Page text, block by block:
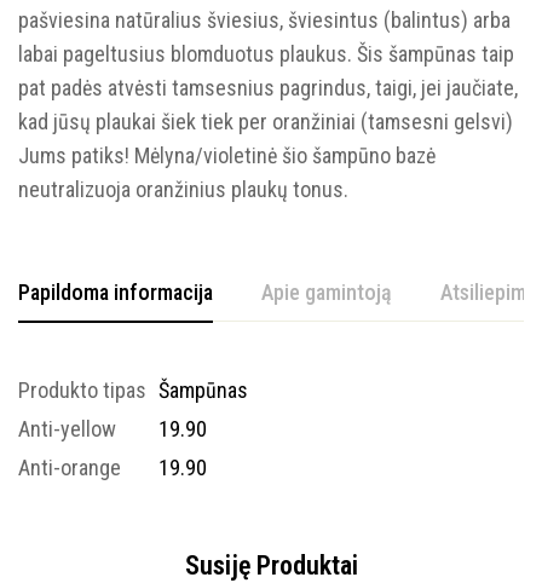
pašviesina natūralius šviesius, šviesintus (balintus) arba
labai pageltusius blomduotus plaukus. Šis šampūnas taip
pat padės atvėsti tamsesnius pagrindus, taigi, jei jaučiate,
kad jūsų plaukai šiek tiek per oranžiniai (tamsesni gelsvi)
Jums patiks! Mėlyna/violetinė šio šampūno bazė
neutralizuoja oranžinius plaukų tonus.
Papildoma informacija Apie gamintoją
Produkto tipas Šampūnas
Anti-yellow
19.90
Anti-orange
19.90
Susiję Produktai